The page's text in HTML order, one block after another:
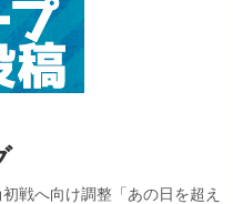
戦へ向け調整「あの日を超え